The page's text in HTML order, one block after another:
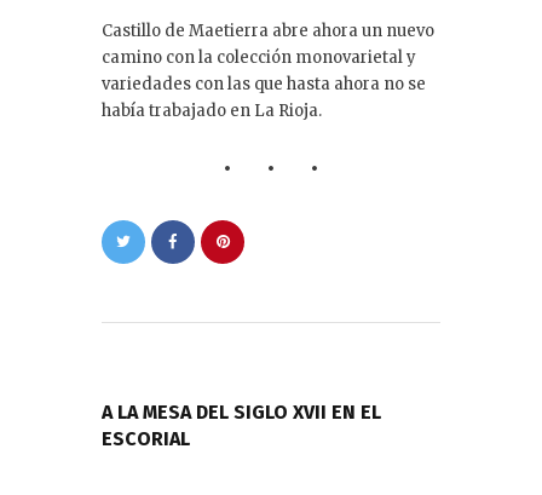
Castillo de Maetierra abre ahora un nuevo
camino con la colección monovarietal y
variedades con las que hasta ahora no se
había trabajado en La Rioja.
entradas
A LA MESA DEL SIGLO XVII EN EL
ESCORIAL